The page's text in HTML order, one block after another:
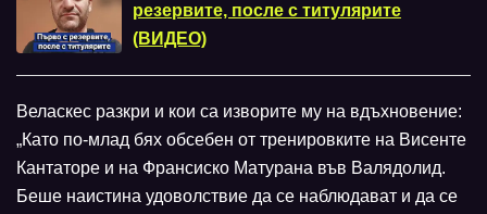
резервите, после с титулярите
(ВИДЕО)
Веласкес разкри и кои са изворите му на вдъхновение:
„Като по-млад бях обсебен от тренировките на Висенте
Кантаторе и на Франсиско Матурана във Валядолид.
Беше наистина удоволствие да се наблюдават и да се